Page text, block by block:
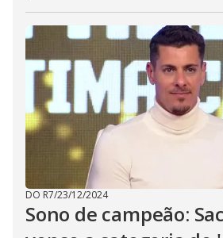
DO R7/23/12/2024
Sono de campeão: